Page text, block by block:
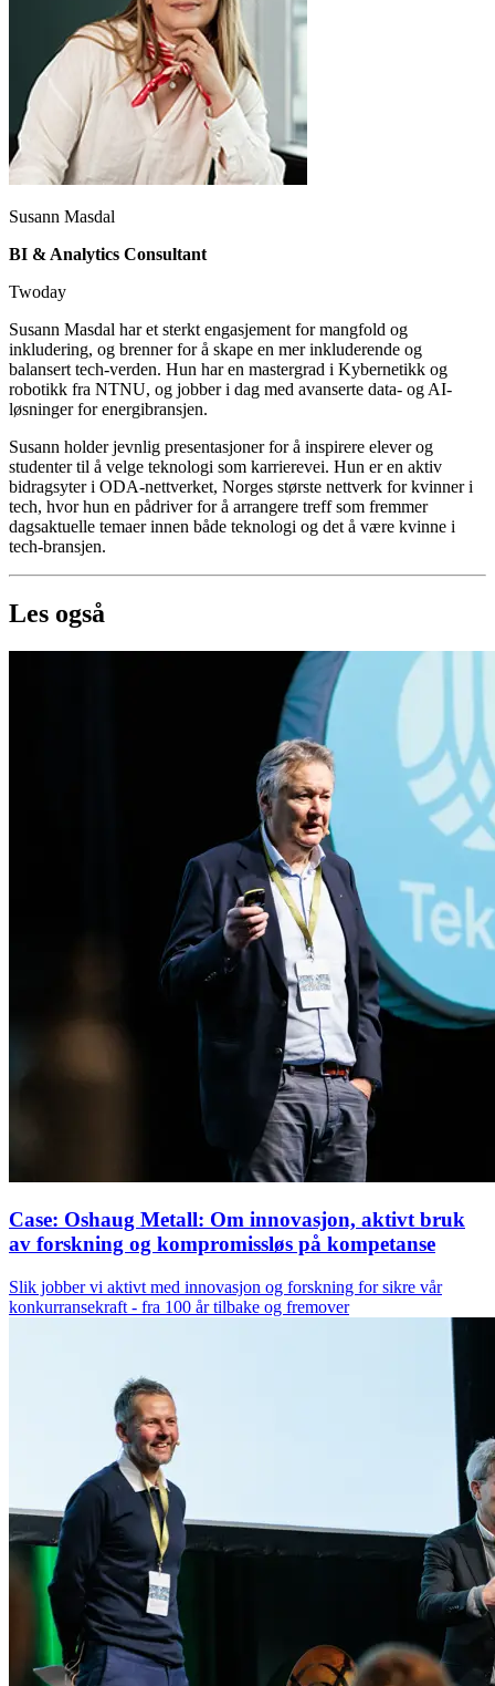
Susann Masdal
BI & Analytics Consultant
Twoday
Susann Masdal har et sterkt engasjement for mangfold og
inkludering, og brenner for å skape en mer inkluderende og
balansert tech-verden. Hun har en mastergrad i Kybernetikk og
robotikk fra NTNU, og jobber i dag med avanserte data- og AI-
løsninger for energibransjen.
Susann holder jevnlig presentasjoner for å inspirere elever og
studenter til å velge teknologi som karrierevei. Hun er en aktiv
bidragsyter i ODA-nettverket, Norges største nettverk for kvinner i
tech, hvor hun en pådriver for å arrangere treff som fremmer
dagsaktuelle temaer innen både teknologi og det å være kvinne i
tech-bransjen.
Les også
Case: Oshaug Metall: Om innovasjon, aktivt bruk
av forskning og kompromissløs på kompetanse
Slik jobber vi aktivt med innovasjon og forskning for sikre vår
konkurransekraft - fra 100 år tilbake og fremover